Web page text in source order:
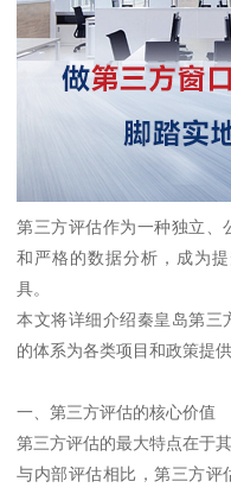
第三方评估作为一种独立、
和严格的数据分析，成为
具。
本文将详细介绍秦皇岛第三
的体系为各类项目和政策提
一、第三方评估的核心价值
第三方评估的最大特点在于
与内部评估相比，第三方评